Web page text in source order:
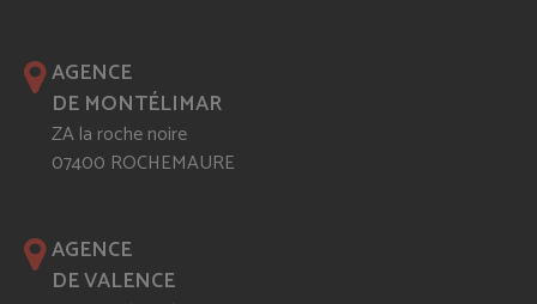
AGENCE
DE MONTÉLIMAR
ZA la roche noire
07400 ROCHEMAURE
AGENCE
DE VALENCE